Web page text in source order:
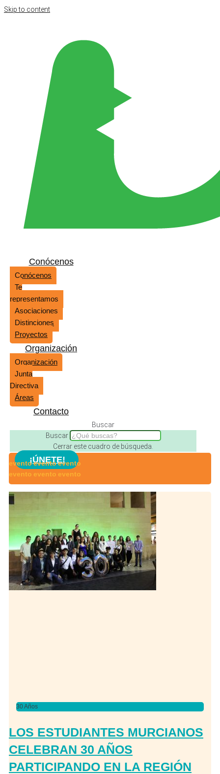
Skip to content
Conócenos
Conócenos
Te
representamos
Asociaciones
Distinciones
Proyectos
Organización
Organización
Junta
Directiva
Áreas
Contacto
Buscar
Buscar
Cerrar este cuadro de búsqueda.
¡ÚNETE!
eventoeventoevento
evento evento evento
30 Años
LOS ESTUDIANTES MURCIANOS
CELEBRAN 30 AÑOS
PARTICIPANDO EN LA REGIÓN